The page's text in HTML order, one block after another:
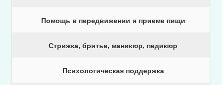
Помощь в передвижении и приеме пищи
Стрижка, бритье, маникюр, педикюр
Психологическая поддержка